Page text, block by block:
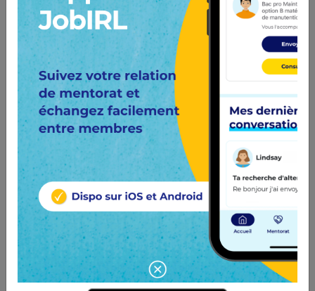
COIFFURE
MV COIFF
1 semaine à Aumale (76)
Envie de changer de tête ? Une paire de
ciseaux, un peigne, un sèche-cheveux, et le
tour est...